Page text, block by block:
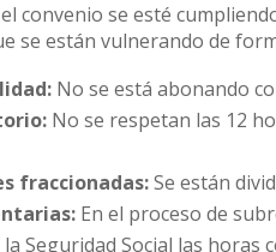
convenio se esté
se están vulnerando de
No se está abonando
No se respetan las 12
fraccionadas:Se están
En el proceso de
Seguridad Social las horas